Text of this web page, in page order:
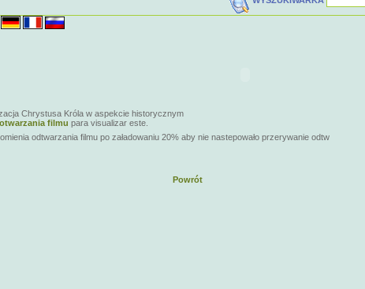
Chrystusa Króla w aspekcie historycznym
filmu para visualizar este.
odtwarzania filmu po załadowaniu 20% aby nie nastepowało przerywanie odtw
Powrót